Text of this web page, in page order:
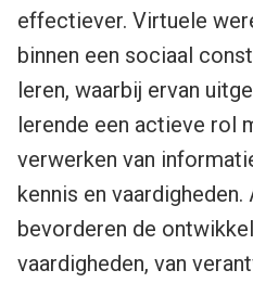
effectiever. Virtuele
binnen een sociaal
leren, waarbij ervan
lerende een actieve rol
verwerken van
kennis en
bevorderen de
vaardigheden, van